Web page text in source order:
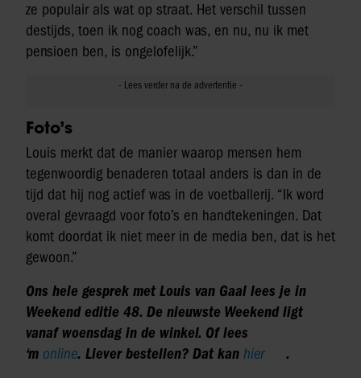
ze populair als wat op straat. Het verschil tussen
destijds, toen ik nog coach was, en nu, nu ik met
pensioen ben, is ongelofelijk.”
Foto’s
Louis merkt dat de manier waarop mensen hem
tegenwoordig benaderen totaal anders is dan in de
tijd dat hij nog actief was in de voetballerij. “Ik word
overal gevraagd voor foto’s en handtekeningen. Dat
komt doordat ik niet meer in de media ben, dat is het
gewoon.”
Ons hele gesprek met Louis van Gaal lees je in
Weekend editie 48. De nieuwste Weekend ligt
vanaf woensdag in de winkel. Of lees
‘m online. Liever bestellen? Dat kan hier
.